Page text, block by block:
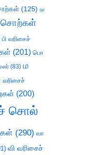
(125) நா
சொற்கள்
பி வரிசைச்
(201) பொ
(83) ம
வரிசைச்
(200)
சொல்
(290) வா
வி வரிசைச்